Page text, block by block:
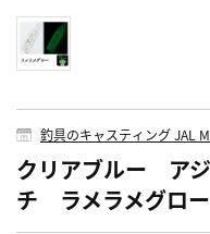
釣具のキャスティング JAL
クリアブルー ア
チ ラメラメグロー